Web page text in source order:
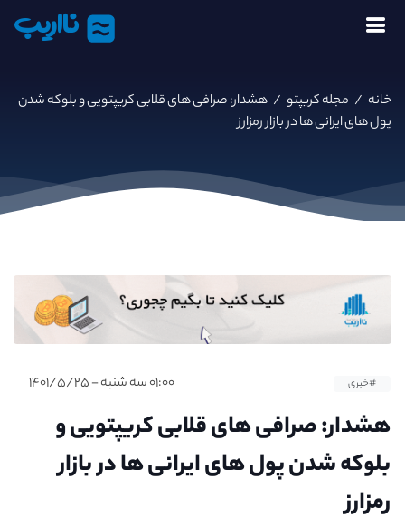
نااریب
خانه / مجله کریپتو / هشدار: صرافی های قلابی کریپتویی و بلوکه شدن
پول های ایرانی ها در بازار رمزارز
#خبری ۰۱:۰۰ سه شنبه - ۱۴۰۱/۵/۲۵
هشدار: صرافی های قلابی کریپتویی و
بلوکه شدن پول های ایرانی ها در بازار
رمزارز